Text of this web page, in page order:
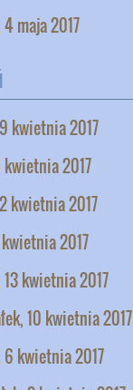
maja 2017
kwietnia 2017
2017
kwietnia 2017
2017
kwietnia 2017
10 kwietnia 2017
6 kwietnia 2017